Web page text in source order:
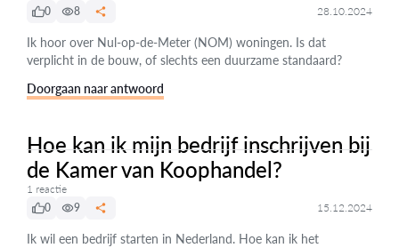
0
8 28.10.2024
Ik hoor over Nul-op-de-Meter (NOM) woningen. Is dat
verplicht in de bouw, of slechts een duurzame standaard?
Doorgaan naar antwoord
Hoe kan ik mijn bedrijf inschrijven bij
de Kamer van Koophandel?
1 reactie
0
9 15.12.2024
Ik wil een bedrijf starten in Nederland. Hoe kan ik het